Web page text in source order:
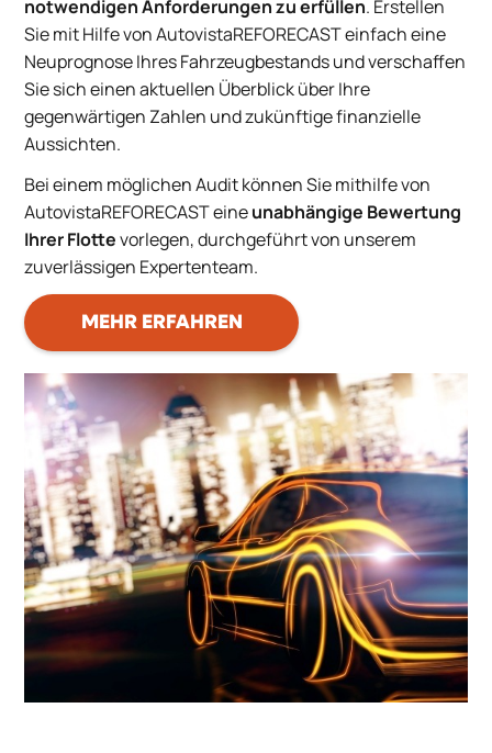
notwendigen Anforderungen zu erfüllen. Erstellen
Sie mit Hilfe von AutovistaREFORECAST einfach eine
Neuprognose Ihres Fahrzeugbestands und verschaffen
Sie sich einen aktuellen Überblick über Ihre
gegenwärtigen Zahlen und zukünftige finanzielle
Aussichten.
Bei einem möglichen Audit können Sie mithilfe von
AutovistaREFORECAST eineunabhängige Bewertung
Ihrer Flottevorlegen, durchgeführt von unserem
zuverlässigen Expertenteam.
MEHR ERFAHREN